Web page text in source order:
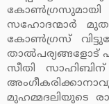
സഹോദന്മാര്‍
കോണ്‍ഗ്രസ്
താല്‍പര്യങ്ങളോട്
സീതി സാഹിബിന്
മുഹമ്മദലിയുടെ